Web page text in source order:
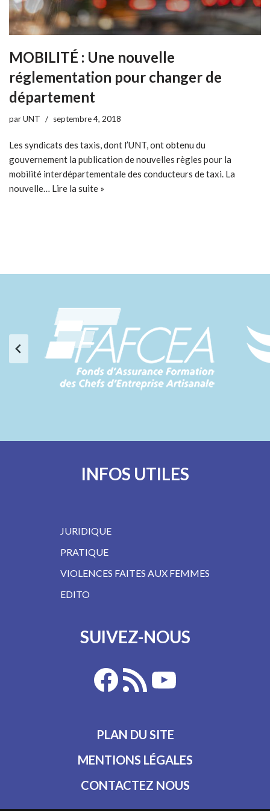
MOBILITÉ : Une nouvelle
réglementation pour changer de
département
parUNT septembre 4, 2018
Les syndicats des taxis, dont l’UNT, ont obtenu du
gouvernement la publication de nouvelles règles pour la
mobilité interdépartementale des conducteurs de taxi. La
nouvelle… Lire la suite »
INFOS UTILES
JURIDIQUE
PRATIQUE
VIOLENCES FAITES AUX FEMMES
EDITO
SUIVEZ-NOUS
PLAN DU SITE
MENTIONS LÉGALES
CONTACTEZ NOUS